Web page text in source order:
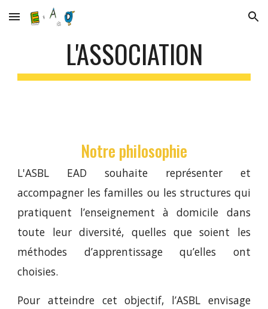
Skip to main content Skip to navigation
L'ASSOCIATION
Notre philosophie
L'ASBL EAD souhaite représenter et
accompagner les familles ou les structures qui
pratiquent l’enseignement à domicile dans
toute leur diversité, quelles que soient les
méthodes d’apprentissage qu’elles ont
choisies.
Pour atteindre cet objectif, l’ASBL envisage